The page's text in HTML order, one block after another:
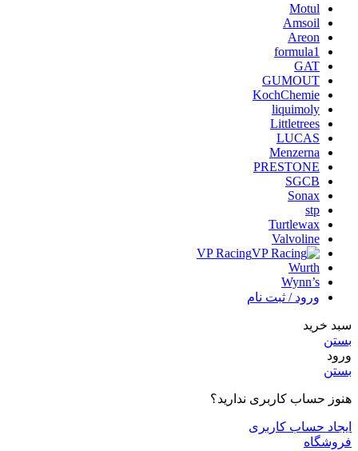
Motul
Amsoil
Areon
formula1
GAT
GUMOUT
KochChemie
liquimoly
Littletrees
LUCAS
Menzerna
PRESTONE
SGCB
Sonax
stp
Turtlewax
Valvoline
VP Racing
Wurth
Wynn’s
ورود / ثبت نام
سبد خرید
بستن
ورود
بستن
هنوز حساب کاربری ندارید؟
ایجاد حساب کاربری
فروشگاه